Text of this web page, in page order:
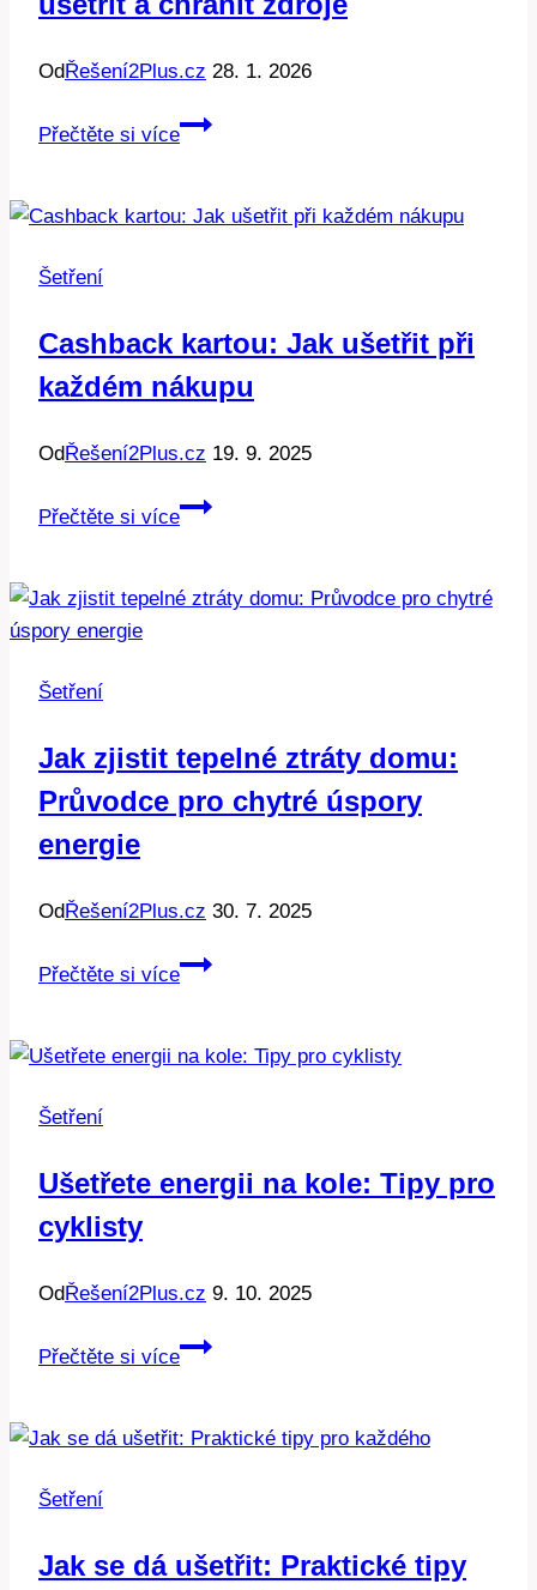
OdŘešení2Plus.cz 28. 1. 2026
Přečtěte si více
Města
Jak
chránit
zdroje
Šetření
Cashback kartou: Jak ušetřit při
každém nákupu
OdŘešení2Plus.cz 19. 9. 2025
Přečtěte si více
Cashback
ušetřit
Šetření
Jak zjistit tepelné ztráty domu:
Průvodce pro chytré úspory
energie
OdŘešení2Plus.cz 30. 7. 2025
Přečtěte si více
Jak
ztráty
chytré
Šetření
Ušetřete energii na kole: Tipy pro
cyklisty
OdŘešení2Plus.cz 9. 10. 2025
Přečtěte si více
Ušetřete
kole:
Šetření
Jak se dá ušetřit: Praktické tipy